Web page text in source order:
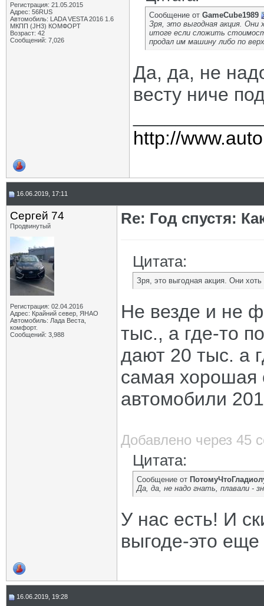
Регистрация: 21.05.2015
Адрес: 56RUS
Автомобиль: LADA VESTA 2016 1.6
МКПП (JH3) КОМФОРТ
Возраст: 42
Сообщений: 7,026
Сообщение от GameCube1989
Зря, это выгодная акция.
итоге если сложить
продал им машину либо по
Да, да, не
весту ниче
http://
16.06.2019, 17:11
Сергей 74
Продвинутый
Регистрация: 02.04.2016
Адрес: Крайний север, ЯНАО
Автомобиль: Лада Веста,
комфорт.
Сообщений: 3,988
Re: Год спустя:
Цитата:
Зря, это выгодная акция. Они
Не везде и не
тыс., а где-то
дают 20 тыс. а
самая хорошая
автомобили
Добавлено через 45
Цитата:
Сообщение от
Да, да, не надо гнать, плавали -
У нас есть! И
выгоде-это еще
16.06.2019, 19:28